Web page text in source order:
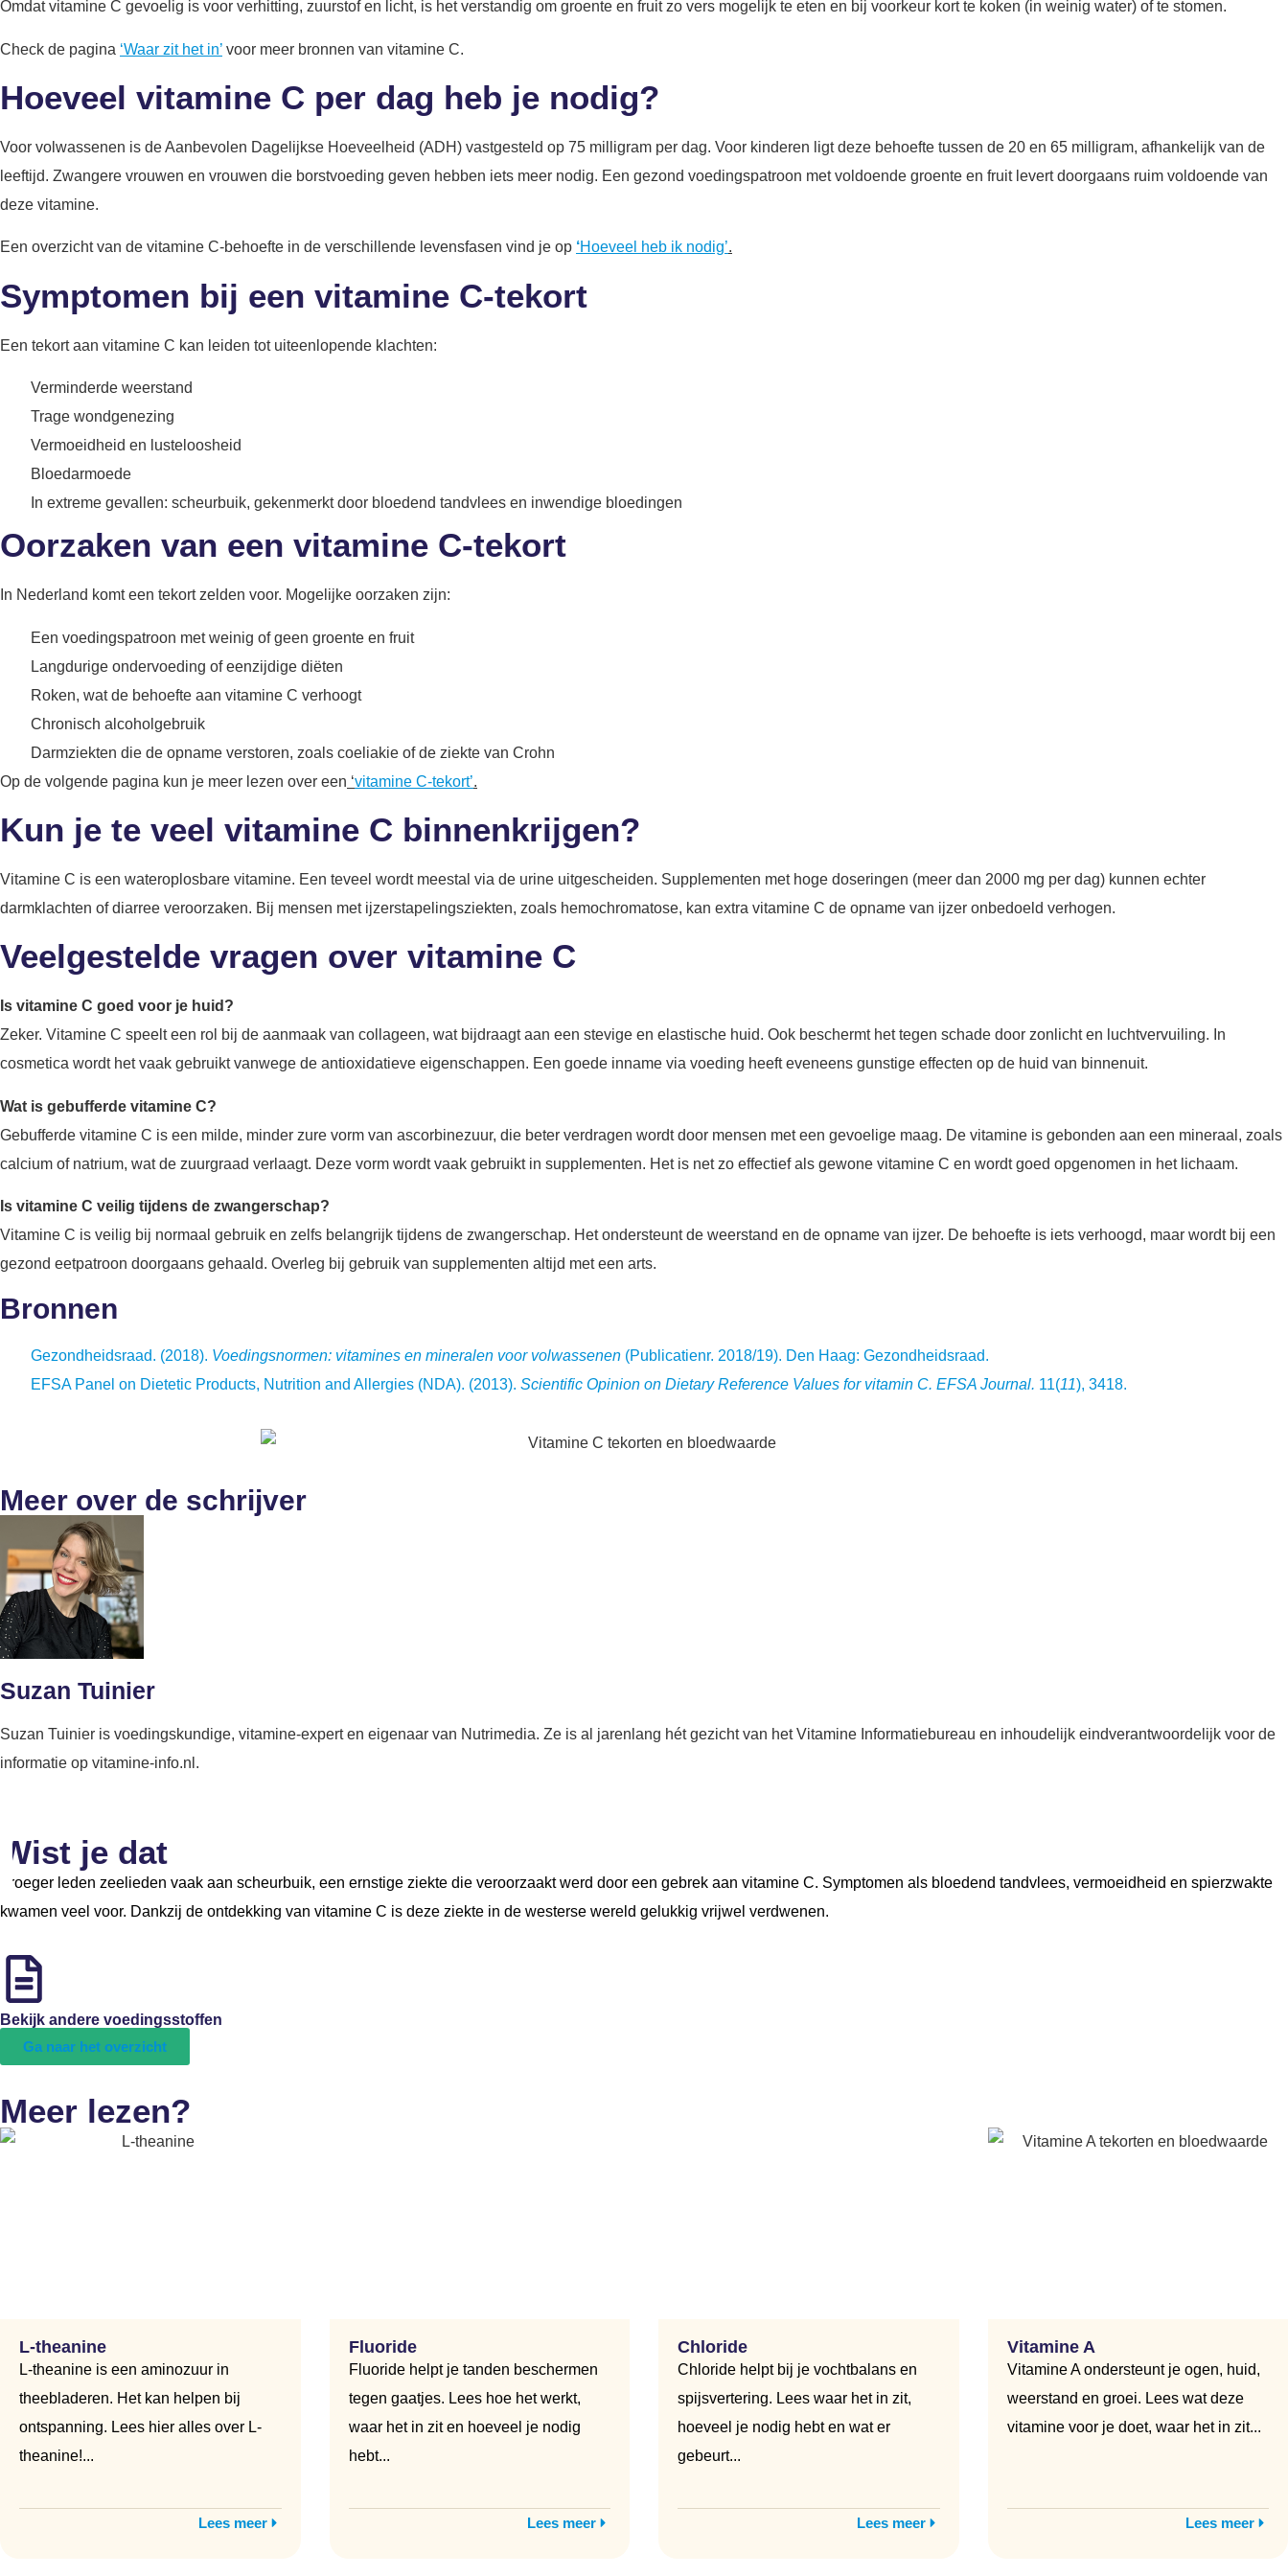
Omdat vitamine C gevoelig is voor verhitting, zuurstof en licht, is het verstandig om groente en fruit zo vers mogelijk te eten en bij voorkeur kort te koken (in weinig water) of te stomen.
Check de pagina ‘Waar zit het in’ voor meer bronnen van vitamine C.
Hoeveel vitamine C per dag heb je nodig?
Voor volwassenen is de Aanbevolen Dagelijkse Hoeveelheid (ADH) vastgesteld op 75 milligram per dag. Voor kinderen ligt deze behoefte tussen de 20 en 65 milligram, afhankelijk van de
leeftijd. Zwangere vrouwen en vrouwen die borstvoeding geven hebben iets meer nodig. Een gezond voedingspatroon met voldoende groente en fruit levert doorgaans ruim voldoende van
deze vitamine.
Een overzicht van de vitamine C-behoefte in de verschillende levensfasen vind je op ‘Hoeveel heb ik nodig’.
Symptomen bij een vitamine C-tekort
Een tekort aan vitamine C kan leiden tot uiteenlopende klachten:
Verminderde weerstand
Trage wondgenezing
Vermoeidheid en lusteloosheid
Bloedarmoede
In extreme gevallen: scheurbuik, gekenmerkt door bloedend tandvlees en inwendige bloedingen
Oorzaken van een vitamine C-tekort
In Nederland komt een tekort zelden voor. Mogelijke oorzaken zijn:
Een voedingspatroon met weinig of geen groente en fruit
Langdurige ondervoeding of eenzijdige diëten
Roken, wat de behoefte aan vitamine C verhoogt
Chronisch alcoholgebruik
Darmziekten die de opname verstoren, zoals coeliakie of de ziekte van Crohn
Op de volgende pagina kun je meer lezen over een ‘vitamine C-tekort’.
Kun je te veel vitamine C binnenkrijgen?
Vitamine C is een wateroplosbare vitamine. Een teveel wordt meestal via de urine uitgescheiden. Supplementen met hoge doseringen (meer dan 2000 mg per dag) kunnen echter
darmklachten of diarree veroorzaken. Bij mensen met ijzerstapelingsziekten, zoals hemochromatose, kan extra vitamine C de opname van ijzer onbedoeld verhogen.
Veelgestelde vragen over vitamine C
Is vitamine C goed voor je huid?
Zeker. Vitamine C speelt een rol bij de aanmaak van collageen, wat bijdraagt aan een stevige en elastische huid. Ook beschermt het tegen schade door zonlicht en luchtvervuiling. In
cosmetica wordt het vaak gebruikt vanwege de antioxidatieve eigenschappen. Een goede inname via voeding heeft eveneens gunstige effecten op de huid van binnenuit.
Wat is gebufferde vitamine C?
Gebufferde vitamine C is een milde, minder zure vorm van ascorbinezuur, die beter verdragen wordt door mensen met een gevoelige maag. De vitamine is gebonden aan een mineraal, zoals
calcium of natrium, wat de zuurgraad verlaagt. Deze vorm wordt vaak gebruikt in supplementen. Het is net zo effectief als gewone vitamine C en wordt goed opgenomen in het lichaam.
Is vitamine C veilig tijdens de zwangerschap?
Vitamine C is veilig bij normaal gebruik en zelfs belangrijk tijdens de zwangerschap. Het ondersteunt de weerstand en de opname van ijzer. De behoefte is iets verhoogd, maar wordt bij een
gezond eetpatroon doorgaans gehaald. Overleg bij gebruik van supplementen altijd met een arts.
Bronnen
Gezondheidsraad. (2018). Voedingsnormen: vitamines en mineralen voor volwassenen (Publicatienr. 2018/19). Den Haag: Gezondheidsraad.
EFSA Panel on Dietetic Products, Nutrition and Allergies (NDA). (2013). Scientific Opinion on Dietary Reference Values for vitamin C. EFSA Journal. 11(11), 3418.
Meer over de schrijver
Suzan Tuinier
Suzan Tuinier is voedingskundige, vitamine-expert en eigenaar van Nutrimedia. Ze is al jarenlang hét gezicht van het Vitamine Informatiebureau en inhoudelijk eindverantwoordelijk voor de
informatie op vitamine-info.nl.
Wist je dat
Vroeger leden zeelieden vaak aan scheurbuik, een ernstige ziekte die veroorzaakt werd door een gebrek aan vitamine C. Symptomen als bloedend tandvlees, vermoeidheid en spierzwakte
kwamen veel voor. Dankzij de ontdekking van vitamine C is deze ziekte in de westerse wereld gelukkig vrijwel verdwenen.
Bekijk andere voedingsstoffen
Ga naar het overzicht
Meer lezen?
L-theanine
L-theanine is een aminozuur in
theebladeren. Het kan helpen bij
ontspanning. Lees hier alles over L-
theanine!...
Lees meer
Fluoride
Fluoride helpt je tanden beschermen
tegen gaatjes. Lees hoe het werkt,
waar het in zit en hoeveel je nodig
hebt...
Lees meer
Chloride
Chloride helpt bij je vochtbalans en
spijsvertering. Lees waar het in zit,
hoeveel je nodig hebt en wat er
gebeurt...
Lees meer
Vitamine A
Vitamine A ondersteunt je ogen, huid,
weerstand en groei. Lees wat deze
vitamine voor je doet, waar het in zit...
Lees meer